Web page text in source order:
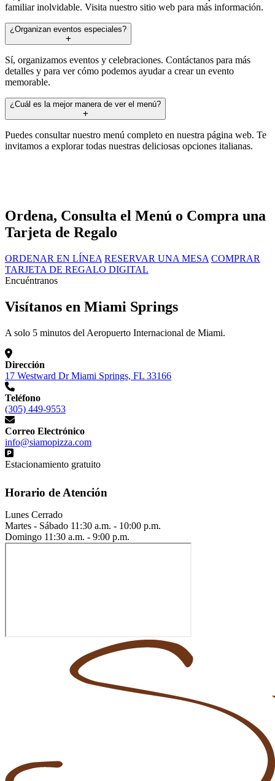
familiar inolvidable. Visita nuestro sitio web para más información.
¿Organizan eventos especiales?
Sí, organizamos eventos y celebraciones. Contáctanos para más
detalles y para ver cómo podemos ayudar a crear un evento
memorable.
¿Cuál es la mejor manera de ver el menú?
Puedes consultar nuestro menú completo en nuestra página web. Te
invitamos a explorar todas nuestras deliciosas opciones italianas.
Ordena, Consulta el Menú o Compra una
Tarjeta de Regalo
ORDENAR EN LÍNEA RESERVAR UNA MESA COMPRAR
TARJETA DE REGALO DIGITAL
Encuéntranos
Visítanos en Miami Springs
A solo 5 minutos del Aeropuerto Internacional de Miami.
Dirección
17 Westward Dr Miami Springs, FL 33166
Teléfono
(305) 449-9553
Correo Electrónico
info@siamopizza.com
Estacionamiento gratuito
Horario de Atención
Lunes Cerrado
Martes - Sábado 11:30 a.m. - 10:00 p.m.
Domingo 11:30 a.m. - 9:00 p.m.